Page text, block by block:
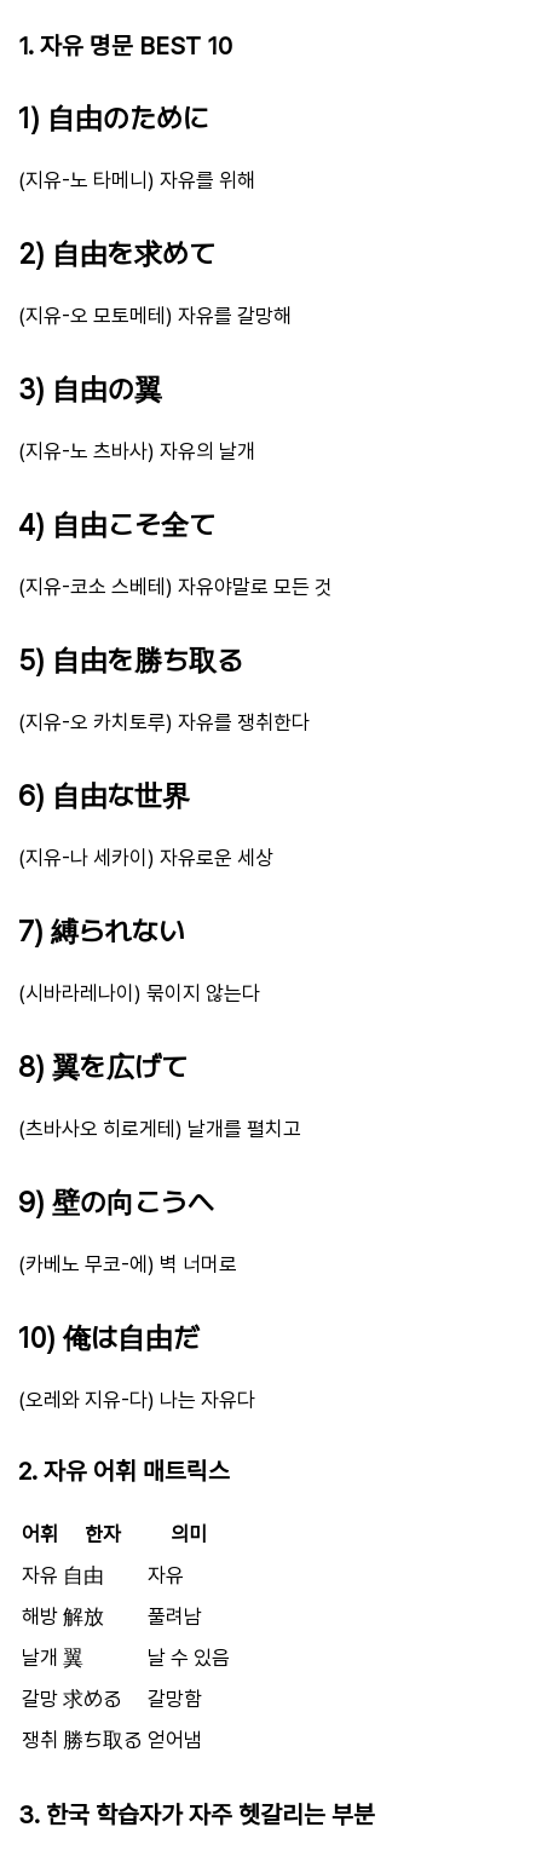
1. 자유 명문 BEST 10
1) 自由のために
(지유-노 타메니) 자유를 위해
2) 自由を求めて
(지유-오 모토메테) 자유를 갈망해
3) 自由の翼
(지유-노 츠바사) 자유의 날개
4) 自由こそ全て
(지유-코소 스베테) 자유야말로 모든 것
5) 自由を勝ち取る
(지유-오 카치토루) 자유를 쟁취한다
6) 自由な世界
(지유-나 세카이) 자유로운 세상
7) 縛られない
(시바라레나이) 묶이지 않는다
8) 翼を広げて
(츠바사오 히로게테) 날개를 펼치고
9) 壁の向こうへ
(카베노 무코-에) 벽 너머로
10) 俺は自由だ
(오레와 지유-다) 나는 자유다
2. 자유 어휘 매트릭스
어휘 한자
의미
자유 自由
자유
해방 解放
풀려남
날개 翼
날 수 있음
갈망 求める
갈망함
쟁취 勝ち取る 얻어냄
3. 한국 학습자가 자주 헷갈리는 부분